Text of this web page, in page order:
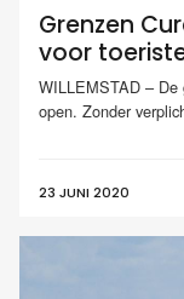
Grenzen
voor
WILLEMSTAD – De
open. Zonder
23 JUNI 2020